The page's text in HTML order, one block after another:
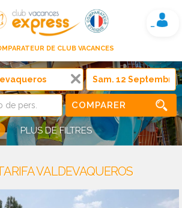
DE CLUB VACANCES
Mon compte
COMPARER
PLUS DE FILTRES
VALDEVAQUEROS